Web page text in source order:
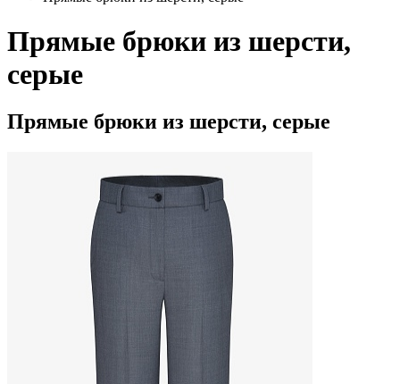
Прямые брюки из шерсти,
серые
Прямые брюки из шерсти, серые